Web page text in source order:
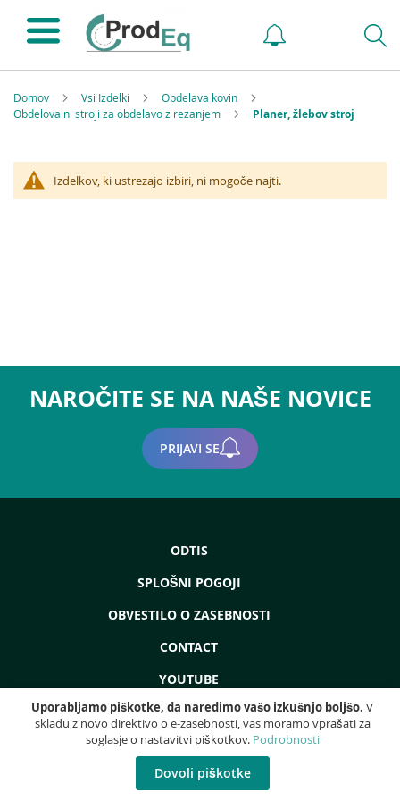
Uporabljamo piškotke, da naredimo vašo izkušnjo boljšo. V
skladu z novo direktivo o e-zasebnosti, vas moramo vprašati za
soglasje o nastavitvi piškotkov. Podrobnosti
Dovoli piškotke
Domov Vsi Izdelki
Obdelava kovin
Obdelovalni stroji za obdelavo z rezanjem
Planer, žlebov stroj
Izdelkov, ki ustrezajo izbiri, ni mogoče najti.
NAROČITE SE NA NAŠE NOVICE
PRIJAVI SE
ODTIS
SPLOŠNI POGOJI
OBVESTILO O ZASEBNOSTI
CONTACT
YOUTUBE
Copyright © 2022 - ProdEq Group: Rabljeni Stroji - Remont - Likvidacija - Vse